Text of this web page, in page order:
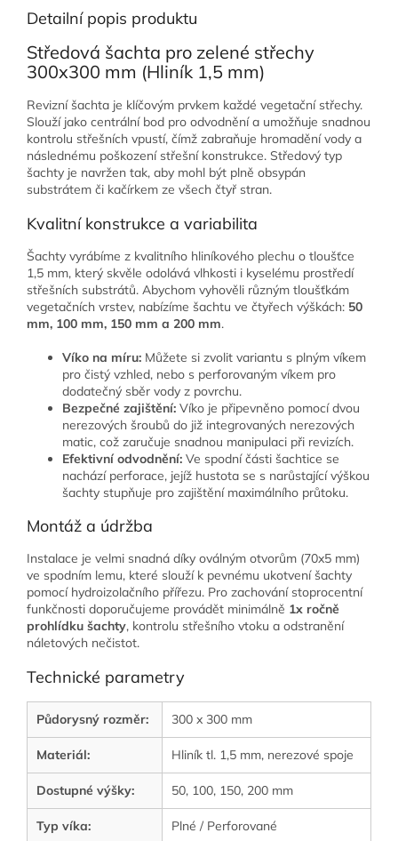
Detailní popis produktu
Středová šachta pro zelené střechy
300x300 mm (Hliník 1,5 mm)
Revizní šachta je klíčovým prvkem každé vegetační střechy.
Slouží jako centrální bod pro odvodnění a umožňuje snadnou
kontrolu střešních vpustí, čímž zabraňuje hromadění vody a
následnému poškození střešní konstrukce. Středový typ
šachty je navržen tak, aby mohl být plně obsypán
substrátem či kačírkem ze všech čtyř stran.
Kvalitní konstrukce a variabilita
Šachty vyrábíme z kvalitního hliníkového plechu o tloušťce
1,5 mm, který skvěle odolává vlhkosti i kyselému prostředí
střešních substrátů. Abychom vyhověli různým tloušťkám
vegetačních vrstev, nabízíme šachtu ve čtyřech výškách: 50
mm, 100 mm, 150 mm a 200 mm.
Víko na míru: Můžete si zvolit variantu s plným víkem
pro čistý vzhled, nebo s perforovaným víkem pro
dodatečný sběr vody z povrchu.
Bezpečné zajištění: Víko je připevněno pomocí dvou
nerezových šroubů do již integrovaných nerezových
matic, což zaručuje snadnou manipulaci při revizích.
Efektivní odvodnění: Ve spodní části šachtice se
nachází perforace, jejíž hustota se s narůstající výškou
šachty stupňuje pro zajištění maximálního průtoku.
Montáž a údržba
Instalace je velmi snadná díky oválným otvorům (70x5 mm)
ve spodním lemu, které slouží k pevnému ukotvení šachty
pomocí hydroizolačního přířezu. Pro zachování stoprocentní
funkčnosti doporučujeme provádět minimálně 1x ročně
prohlídku šachty, kontrolu střešního vtoku a odstranění
náletových nečistot.
Technické parametry
Půdorysný rozměr: 300 x 300 mm
Materiál: Hliník tl. 1,5 mm, nerezové spoje
Dostupné výšky: 50, 100, 150, 200 mm
Typ víka: Plné / Perforované